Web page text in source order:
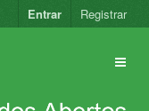
Entrar Registrar